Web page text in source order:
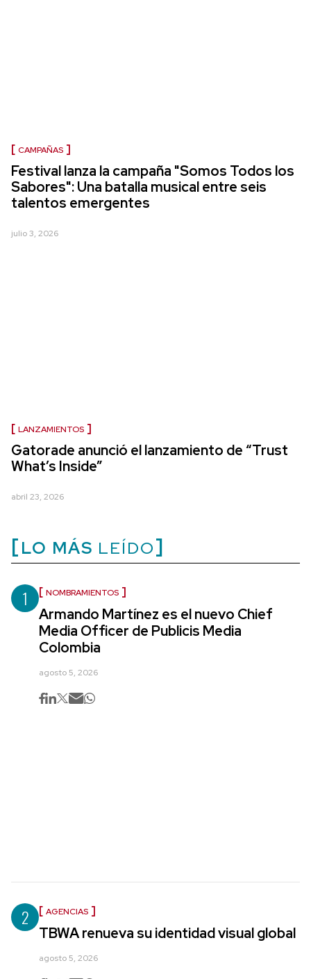
CAMPAÑAS
Festival lanza la campaña "Somos Todos los
Sabores": Una batalla musical entre seis
talentos emergentes
julio 3, 2026
LANZAMIENTOS
Gatorade anunció el lanzamiento de “Trust
What’s Inside”
abril 23, 2026
LO MÁS LEÍDO
1 NOMBRAMIENTOS
Armando Martínez es el nuevo Chief
Media Officer de Publicis Media
Colombia
agosto 5, 2026
2 AGENCIAS
TBWA renueva su identidad visual global
agosto 5, 2026